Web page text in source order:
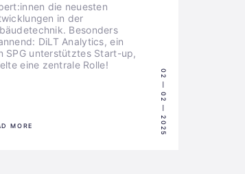
die neuesten
in der
Besonders
DiLT Analytics, ein
SPG unterstütztes Start-up,
eine zentrale Rolle!
MORE 02 — 02 — 2025